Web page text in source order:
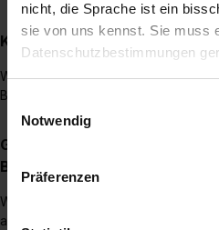
nicht, die Sprache ist ein
sie von uns kennst. Sie muss
Datenschutzbestimmungen
Benutzung der Webseite
Webseite zu analysieren
Einwilligungsauswahl
Notwendig
Präferenzen
Kann ich mich auch initiativ
Wir lieben Eigeninitiative! Wir
Bewerbung an:
Gibt es eine Ansprechperson,
Bewerbung richten kann?
Wir freuen uns, wenn du unser
annimmst. Wenn du deine